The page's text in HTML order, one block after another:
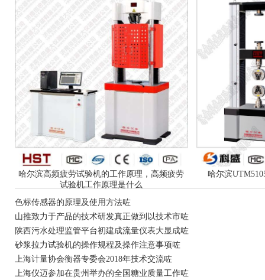
哈尔滨高频疲劳试验机的工作原理，高频疲劳
试验机工作原理是什么
哈尔滨
色标传感器的原理及使用方法咗
山推致力于产品的技术研发真正做到以技术市咗
陕西污水处理监管平台初建成流量仪表大显成咗
砂浆拉力试验机的操作规程及操作注意事项咗
上海计量协会衡器专委会2018年技术交流咗
上海仪迈参加在贵州举办的全国糖业质量工作咗